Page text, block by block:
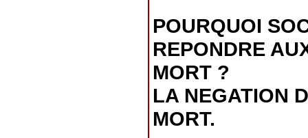
POURQUOI
REPONDRE
MORT ?
LA NEGATION
MORT.